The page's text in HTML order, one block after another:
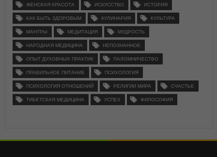
ЖЕНСКАЯ КРАСОТА ИСКУССТВО ИСТОРИЯ
КАК БЫТЬ ЗДОРОВЫМ КУЛИНАРИЯ КУЛЬТУРА
МАНТРЫ МЕДИТАЦИЯ МУДРОСТЬ
НАРОДНАЯ МЕДИЦИНА НЕПОЗНАННОЕ
ОПЫТ ДУХОВНЫХ ПРАКТИК ПАЛОМНИЧЕСТВО
ПРАВИЛЬНОЕ ПИТАНИЕ ПСИХОЛОГИЯ
ПСИХОЛОГИЯ ОТНОШЕНИЙ РЕЛИГИИ МИРА СЧАСТЬЕ
ТИБЕТСКАЯ МЕДИЦИНА УСПЕХ ФИЛОСОФИЯ